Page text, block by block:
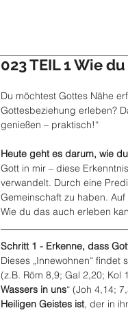
023 TEIL 1 Wie
Du möchtest Gottes Nähe
Gottesbeziehung erleben?
genießen – praktisch!“
Heute geht es darum, wie
Gott in mir – diese
verwandelt. Durch eine
Gemeinschaft zu haben.
Wie du das auch erleben
Schritt 1 - Erkenne, dass
Dieses „Innewohnen“
(z.B. Röm 8,9; Gal 2,20; Kol
Wassers in uns“ (Joh 4,14;
Heiligen Geistes ist, der in